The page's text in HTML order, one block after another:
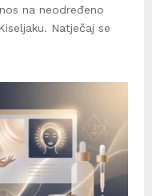
na neodređeno
Natječaj se